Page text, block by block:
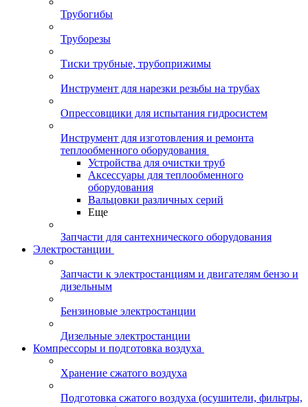
Трубогибы
Труборезы
Тиски трубные, трубоприжимы
Инструмент для нарезки резьбы на трубах
Опрессовщики для испытания гидросистем
Инструмент для изготовления и ремонта
теплообменного оборудования
Устройства для очистки труб
Аксессуары для теплообменного
оборудования
Вальцовки различных серий
Еще
Запчасти для сантехнического оборудования
Электростанции
Запчасти к электростанциям и двигателям бензо и
дизельным
Бензиновые электростанции
Дизельные электростанции
Компрессоры и подготовка воздуха
Хранение сжатого воздуха
Подготовка сжатого воздуха (осушители, фильтры,